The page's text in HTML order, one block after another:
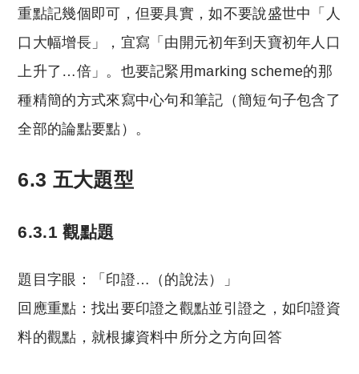
重點記幾個即可，但要具實，如不要說盛世中「人
口大幅增長」，宜寫「由開元初年到天寶初年人口
上升了…倍」。也要記緊用marking scheme的那
種精簡的方式來寫中心句和筆記（簡短句子包含了
全部的論點要點）。
6.3 五大題型
6.3.1 觀點題
題目字眼：「印證…（的說法）」
回應重點：找出要印證之觀點並引證之，如印證資
料的觀點，就根據資料中所分之方向回答